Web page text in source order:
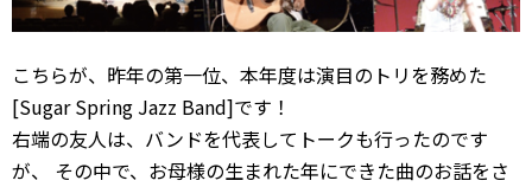
こちらが、昨年の第一位、本年度は演目のトリを務めた
[Sugar Spring Jazz Band]です！
右端の友人は、バンドを代表してトークも行ったのです
が、 その中で、お母様の生まれた年にできた曲のお話をさ